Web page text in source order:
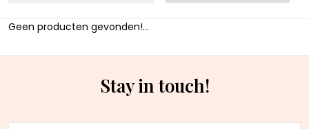
Geen producten gevonden!...
Stay in touch!